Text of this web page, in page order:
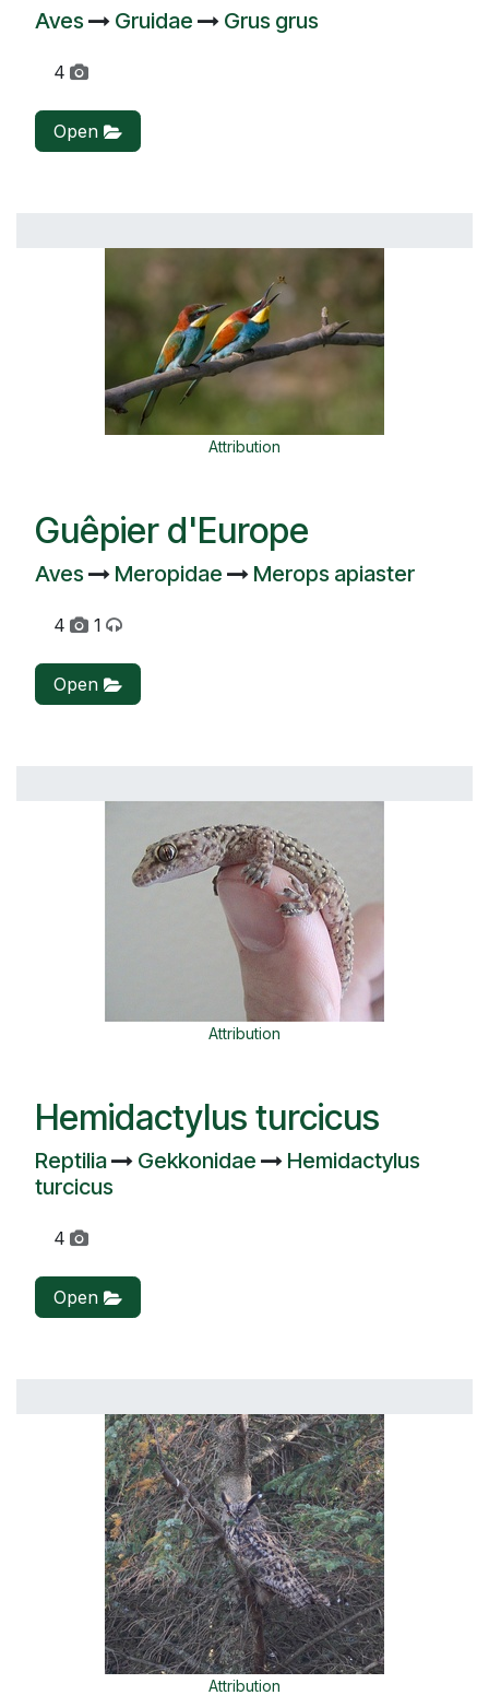
Aves Gruidae Grus grus
4
Open
Attribution
Guêpier d'Europe
Aves Meropidae Merops apiaster
4 1
Open
Attribution
Hemidactylus turcicus
Reptilia Gekkonidae
Hemidactylus
turcicus
4
Open
Attribution